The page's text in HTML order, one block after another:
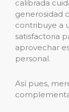
calibrada
generosidad
contribuye a
satisfactoria
aprovechar
personal.
Así pues,